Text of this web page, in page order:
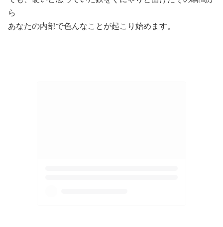
ら
あなたの内部で色んなことが起こり始めます。